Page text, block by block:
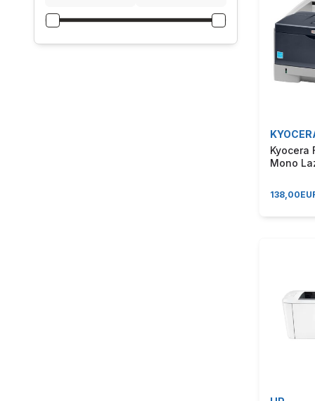
Kyocera
Mono
138,00